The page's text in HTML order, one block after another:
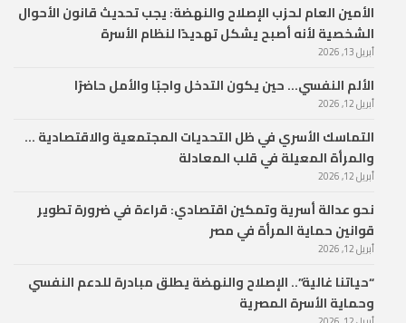
الأمين العام لحزب الإصلاح والنهضة: يجب تحديث قانون الأحوال
الشخصية لأنه أصبح يشكل تهديدًا لنظام الأسرة
أبريل 13, 2026
الألم النفسي… حين يكون التدخل واجبًا والأمل حاضرًا
أبريل 12, 2026
التماسك الأسري في ظل التحديات المجتمعية والاقتصادية …
والمرأة المعيلة في قلب المعادلة
أبريل 12, 2026
نحو عدالة أسرية وتمكين اقتصادي: قراءة في ضرورة تطوير
قوانين حماية المرأة في مصر
أبريل 12, 2026
“حياتنا غالية”.. الإصلاح والنهضة يطلق مبادرة للدعم النفسي
وحماية الأسرة المصرية